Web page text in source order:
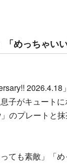
「めっちゃい
2026.4.18
子がキュート
のプレートと
ても素敵」「